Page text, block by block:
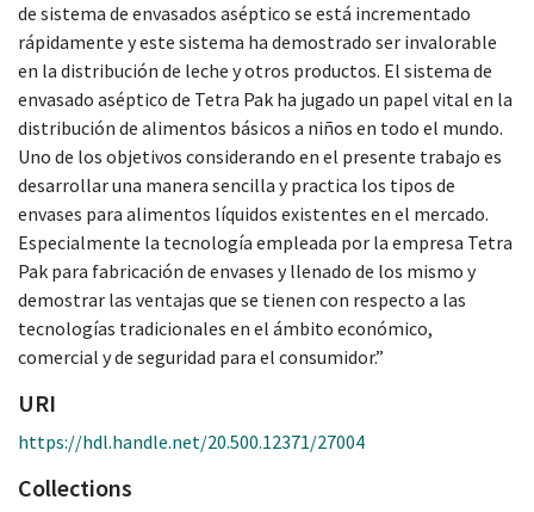
de sistema de envasados aséptico se está incrementado
rápidamente y este sistema ha demostrado ser invalorable
en la distribución de leche y otros productos. El sistema de
envasado aséptico de Tetra Pak ha jugado un papel vital en la
distribución de alimentos básicos a niños en todo el mundo.
Uno de los objetivos considerando en el presente trabajo es
desarrollar una manera sencilla y practica los tipos de
envases para alimentos líquidos existentes en el mercado.
Especialmente la tecnología empleada por la empresa Tetra
Pak para fabricación de envases y llenado de los mismo y
demostrar las ventajas que se tienen con respecto a las
tecnologías tradicionales en el ámbito económico,
comercial y de seguridad para el consumidor.”
URI
https://hdl.handle.net/20.500.12371/27004
Collections